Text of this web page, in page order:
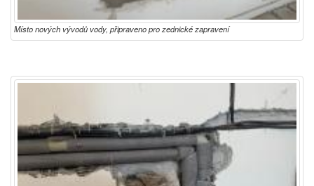
Místo nových vývodů vody, připraveno pro zednické zapravení